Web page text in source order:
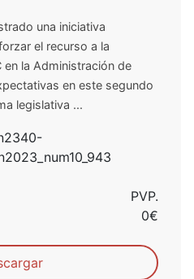
una iniciativa
el recurso a la
la Administración de
en este segundo
legislativa ...
PVP.
0€